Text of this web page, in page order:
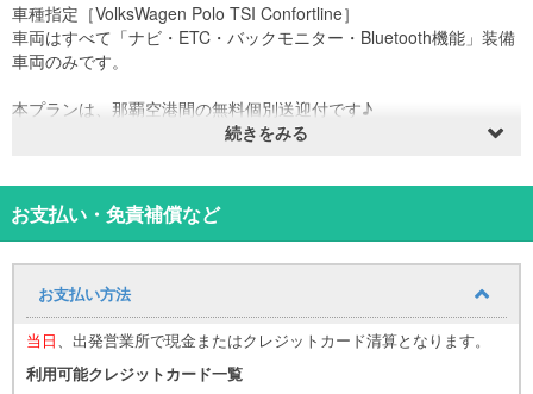
車種指定［VolksWagen Polo TSI Confortline］
車両はすべて「ナビ・ETC・バックモニター・Bluetooth機能」装備
車両のみです。
本プランは、那覇空港間の無料個別送迎付です♪
※送迎サービスは1泊2日以上のご利用に限らせていただきます。
続きをみる
お支払い・免責補償など
お支払い方法
当日、出発営業所で現金またはクレジットカード清算となります。
利用可能クレジットカード一覧